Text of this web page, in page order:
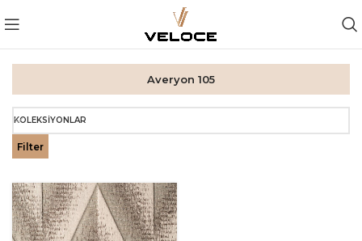
Averyon 105
KOLEKSIYONLAR
Filter